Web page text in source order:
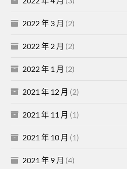
2022 年 3 月 (2)
2022 年 2 月 (2)
2022 年 1 月 (2)
2021 年 12 月 (2)
2021 年 11 月 (1)
2021 年 10 月 (1)
2021 年 9 月 (4)